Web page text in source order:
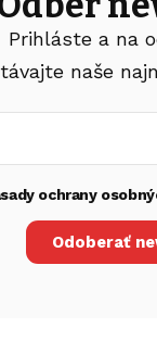
Prihláste a na
naše
ochrany
Odoberať